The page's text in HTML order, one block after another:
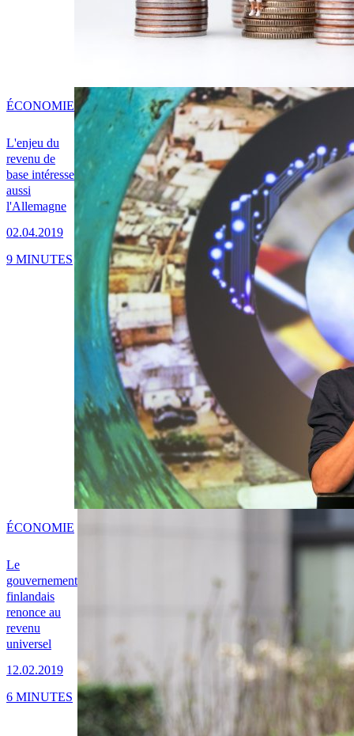
L'enjeu du
revenu de
base intéresse
aussi
l'Allemagne
02.04.2019
ÉCONOMIE
9 MINUTES
Le
gouvernement
finlandais
renonce au
revenu
universel
12.02.2019
ÉCONOMIE
6 MINUTES